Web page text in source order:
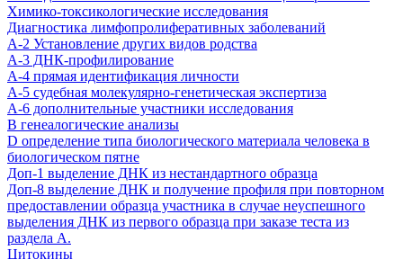
Химико-токсикологические исследования
Диагностика лимфопролиферативных заболеваний
А-2 Установление других видов родства
А-3 ДНК-профилирование
А-4 прямая идентификация личности
А-5 судебная молекулярно-генетическая экспертиза
А-6 дополнительные участники исследования
В генеалогические анализы
D определение типа биологического материала человека в
биологическом пятне
Доп-1 выделение ДНК из нестандартного образца
Доп-8 выделение ДНК и получение профиля при повторном
предоставлении образца участника в случае неуспешного
выделения ДНК из первого образца при заказе теста из
раздела А.
Цитокины